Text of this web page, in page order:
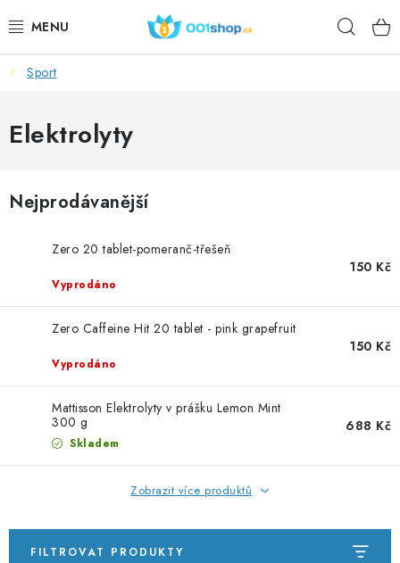
na
DOPLŇKY STRAVY
KOSMETIKA
POTRAVINY
AKCE
PORADNA
ZNAČKY
Obchodní podmínky
Podmínky ochrany osobních údajů
Kontakty
Natural Health Store
Slovník pojmů
Sport
Elektrolyty
Nejprodávanější
Zero 20 tablet-pomeranč-třešeň
Vyprodáno
150 Kč
Zero Caffeine Hit 20 tablet - pink grapefruit
Vyprodáno
150 Kč
Mattisson Elektrolyty v prášku Lemon Mint
300 g
Skladem
688 Kč
Zobrazit více produktů
FILTROVAT PRODUKTY